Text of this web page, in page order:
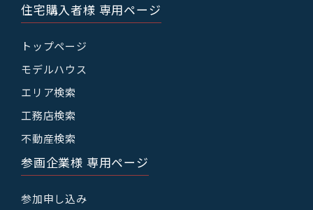
住宅購入者様 専用ページ
トップページ
モデルハウス
エリア検索
工務店検索
不動産検索
参画企業様 専用ページ
参加申し込み